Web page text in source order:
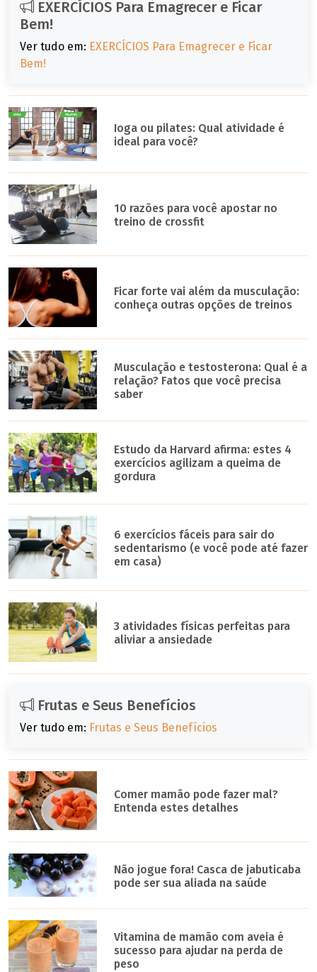
EXERCÍCIOS Para Emagrecer e Ficar
Bem!
Ver tudo em: EXERCÍCIOS Para Emagrecer e Ficar
Bem!
Ioga ou pilates: Qual atividade é
ideal para você?
10 razões para você apostar no
treino de crossfit
Ficar forte vai além da musculação:
conheça outras opções de treinos
Musculação e testosterona: Qual é a
relação? Fatos que você precisa
saber
Estudo da Harvard afirma: estes 4
exercícios agilizam a queima de
gordura
6 exercícios fáceis para sair do
sedentarismo (e você pode até fazer
em casa)
3 atividades físicas perfeitas para
aliviar a ansiedade
Frutas e Seus Benefícios
Ver tudo em: Frutas e Seus Benefícios
Comer mamão pode fazer mal?
Entenda estes detalhes
Não jogue fora! Casca de jabuticaba
pode ser sua aliada na saúde
Vitamina de mamão com aveia é
sucesso para ajudar na perda de
peso